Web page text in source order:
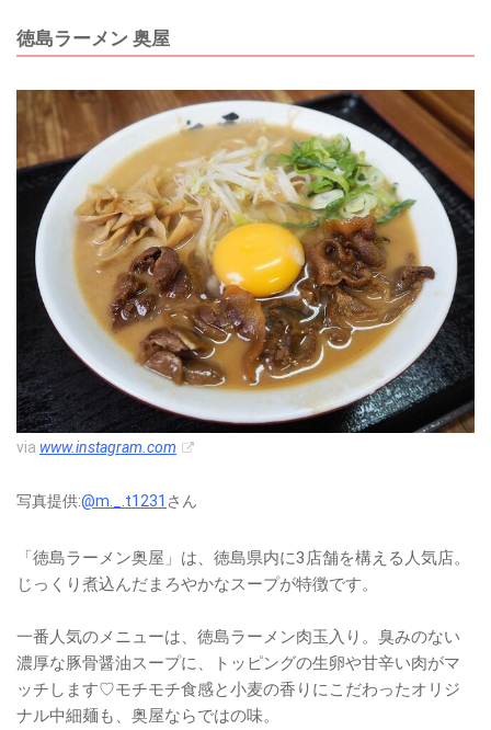
徳島ラーメン 奥屋
via www.instagram.com
写真提供:@m._.t1231 さん
「徳島ラーメン奥屋」は、徳島県内に3店舗を構える人気店。
じっくり煮込んだまろやかなスープが特徴です。
一番人気のメニューは、徳島ラーメン肉玉入り。臭みのない
濃厚な豚骨醤油スープに、トッピングの生卵や甘辛い肉がマ
ッチします♡モチモチ食感と小麦の香りにこだわったオリジ
ナル中細麺も、奥屋ならではの味。